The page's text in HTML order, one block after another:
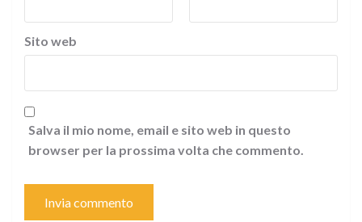
Sito web
Salva il mio nome, email e sito web in questo
browser per la prossima volta che commento.